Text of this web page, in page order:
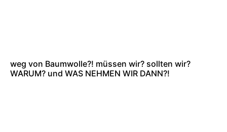
weg von Baumwolle?! müssen wir? sollten wir?
WARUM? und WAS NEHMEN WIR DANN?!